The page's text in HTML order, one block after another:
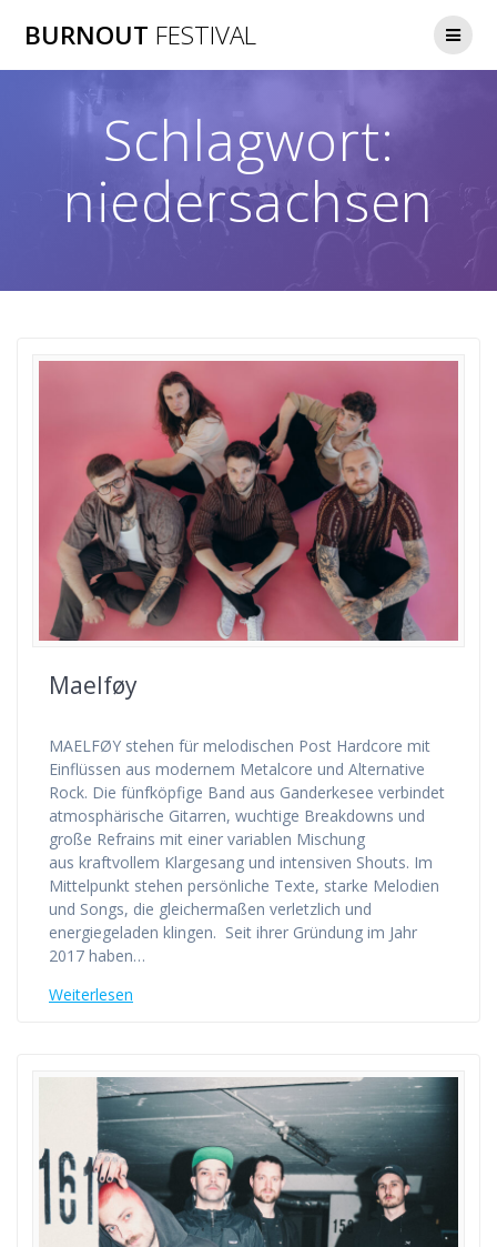
BURNOUT FESTIVAL
Schlagwort:
niedersachsen
Maelføy
MAELFØY stehen für melodischen Post Hardcore mit
Einflüssen aus modernem Metalcore und Alternative
Rock. Die fünfköpfige Band aus Ganderkesee verbindet
atmosphärische Gitarren, wuchtige Breakdowns und
große Refrains mit einer variablen Mischung
aus kraftvollem Klargesang und intensiven Shouts. Im
Mittelpunkt stehen persönliche Texte, starke Melodien
und Songs, die gleichermaßen verletzlich und
energiegeladen klingen. Seit ihrer Gründung im Jahr
2017 haben…
Weiterlesen